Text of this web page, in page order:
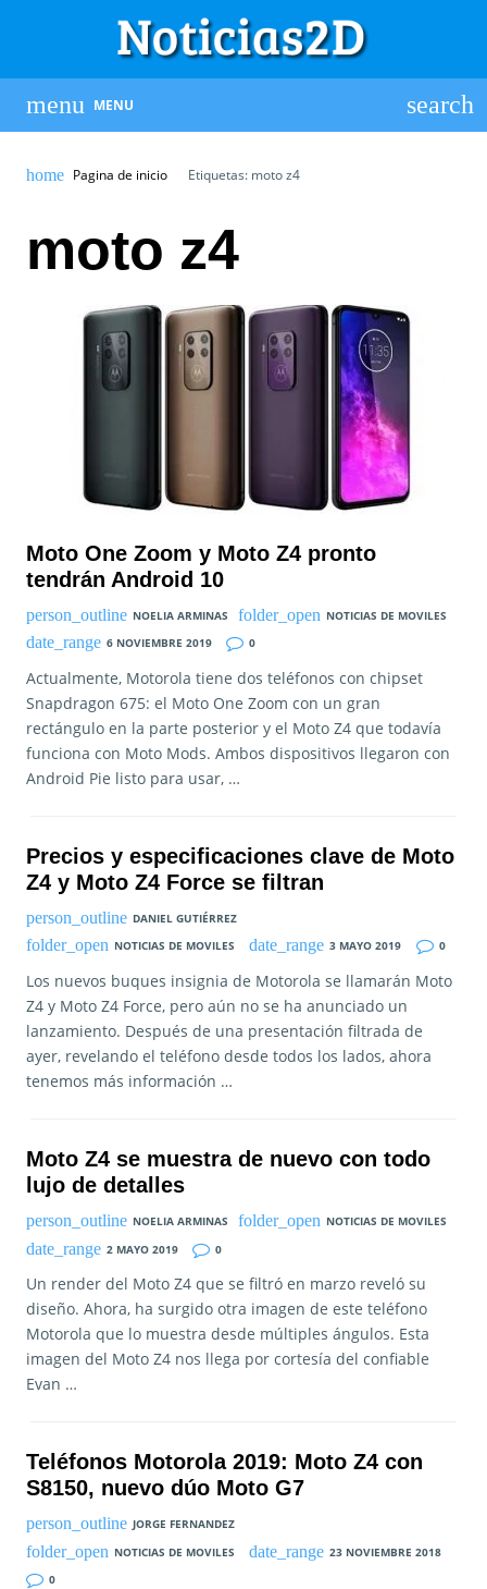
MENU
Pagina de inicio Etiquetas: moto z4
moto z4
Moto One Zoom y Moto Z4 pronto
tendrán Android 10
NOELIA ARMINAS
NOTICIAS DE MOVILES
6 NOVIEMBRE 2019
0
Actualmente, Motorola tiene dos teléfonos con chipset
Snapdragon 675: el Moto One Zoom con un gran
rectángulo en la parte posterior y el Moto Z4 que todavía
funciona con Moto Mods. Ambos dispositivos llegaron con
Android Pie listo para usar, …
Precios y especificaciones clave de Moto
Z4 y Moto Z4 Force se filtran
DANIEL GUTIÉRREZ
NOTICIAS DE MOVILES
3 MAYO 2019 0
Los nuevos buques insignia de Motorola se llamarán Moto
Z4 y Moto Z4 Force, pero aún no se ha anunciado un
lanzamiento. Después de una presentación filtrada de
ayer, revelando el teléfono desde todos los lados, ahora
tenemos más información …
Moto Z4 se muestra de nuevo con todo
lujo de detalles
NOELIA ARMINAS
NOTICIAS DE MOVILES
2 MAYO 2019
0
Un render del Moto Z4 que se filtró en marzo reveló su
diseño. Ahora, ha surgido otra imagen de este teléfono
Motorola que lo muestra desde múltiples ángulos. Esta
imagen del Moto Z4 nos llega por cortesía del confiable
Evan …
Teléfonos Motorola 2019: Moto Z4 con
S8150, nuevo dúo Moto G7
JORGE FERNANDEZ
NOTICIAS DE MOVILES
23 NOVIEMBRE 2018
0